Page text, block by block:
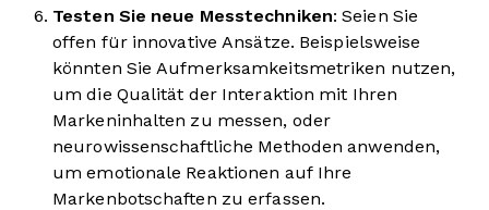
Testen Sie neue Messtechniken: Seien Sie
offen für innovative Ansätze. Beispielsweise
könnten Sie Aufmerksamkeitsmetriken nutzen,
um die Qualität der Interaktion mit Ihren
Markeninhalten zu messen, oder
neurowissenschaftliche Methoden anwenden,
um emotionale Reaktionen auf Ihre
Markenbotschaften zu erfassen.